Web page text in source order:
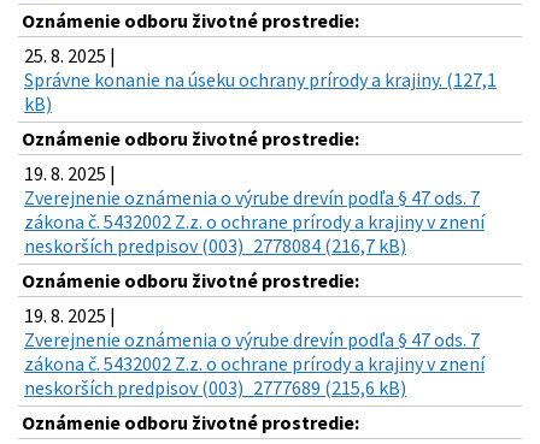
Oznámenie odboru životné prostredie:
25. 8. 2025 |
Správne konanie na úseku ochrany prírody a krajiny. (127,1
kB)
Oznámenie odboru životné prostredie:
19. 8. 2025 |
Zverejnenie oznámenia o výrube drevín podľa § 47 ods. 7
zákona č. 5432002 Z.z. o ochrane prírody a krajiny v znení
neskorších predpisov (003)_2778084 (216,7 kB)
Oznámenie odboru životné prostredie:
19. 8. 2025 |
Zverejnenie oznámenia o výrube drevín podľa § 47 ods. 7
zákona č. 5432002 Z.z. o ochrane prírody a krajiny v znení
neskorších predpisov (003)_2777689 (215,6 kB)
Oznámenie odboru životné prostredie: